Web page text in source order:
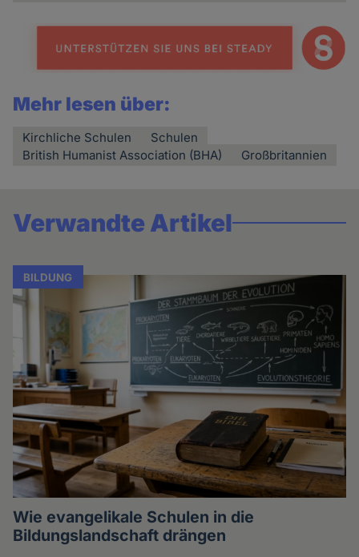
Mehr lesen über:
Kirchliche Schulen
Schulen
British Humanist Association (BHA)
Großbritannien
Verwandte Artikel
BILDUNG
Wie evangelikale Schulen in die
Bildungslandschaft drängen